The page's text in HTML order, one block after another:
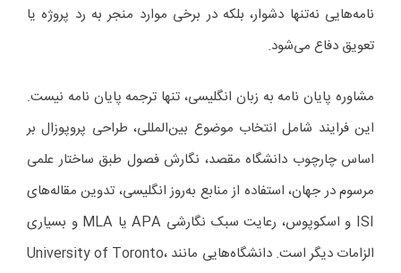
نامه‌هایی نه‌تنها دشوار، بلکه در برخی موارد منجر به رد پروژه یا
تعویق دفاع می‌شود.
مشاوره پایان نامه به زبان انگلیسی، تنها ترجمه پایان نامه نیست.
این فرایند شامل انتخاب موضوع بین‌المللی، طراحی پروپوزال بر
اساس چارچوب دانشگاه مقصد، نگارش فصول طبق ساختار علمی
مرسوم در جهان، استفاده از منابع به‌روز انگلیسی، تدوین مقاله‌های
ISI و اسکوپوس، رعایت سبک نگارشی APA یا MLA و بسیاری
الزامات دیگر است. دانشگاه‌هایی مانند University of Toronto،